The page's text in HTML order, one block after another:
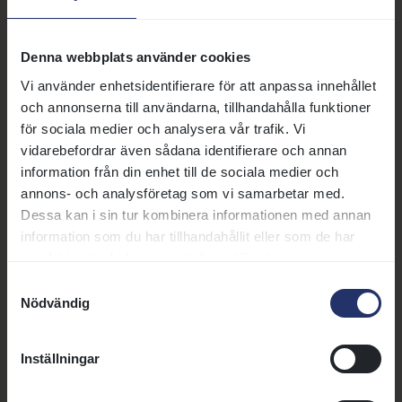
Denna webbplats använder cookies
Vi använder enhetsidentifierare för att anpassa innehållet
och annonserna till användarna, tillhandahålla funktioner
för sociala medier och analysera vår trafik. Vi
vidarebefordrar även sådana identifierare och annan
information från din enhet till de sociala medier och
annons- och analysföretag som vi samarbetar med.
Dessa kan i sin tur kombinera informationen med annan
information som du har tillhandahållit eller som de har
Nödvändig
Inställningar
har tagit över som
styrelseordförande i Svensk
Galopp.
12 juni 2026 | Notis
Rekrytering av ny vd
add
7 juni 2026 | Nyhet
Ny styrelse vald i Svensk Galopp IF
Svensk Galopp IF avhöll
årsstämma på Hotell Birger Jarl
personer närvarande på plats och
ytterligare ett antal åhörare på
fullmäktigeledamöterna deltog
även delar av den avgående
styrelsen samt representanter
Läs mer